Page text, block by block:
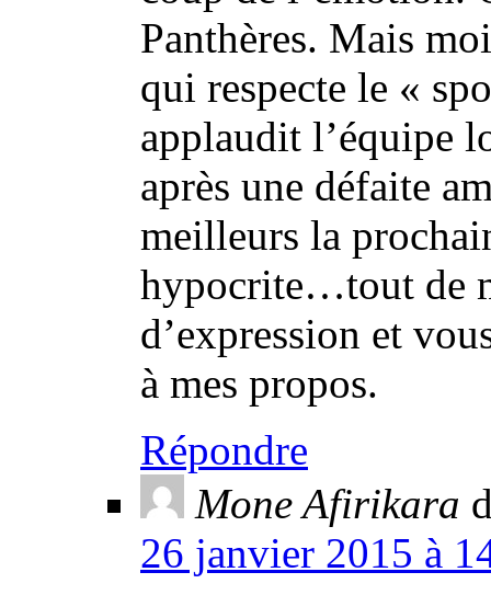
Panthères. Mais
qui respecte le «
applaudit l’équipe
après une défaite
meilleurs la
hypocrite…tout de
d’expression et
à mes propos.
Répondre
Mone Afirikara
26 janvier 2015 à